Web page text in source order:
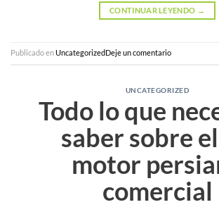
CONTINUAR LEYENDO →
Publicado enUncategorizedDeje un comentario
UNCATEGORIZED
Todo lo que
saber sobre
motor
comercial